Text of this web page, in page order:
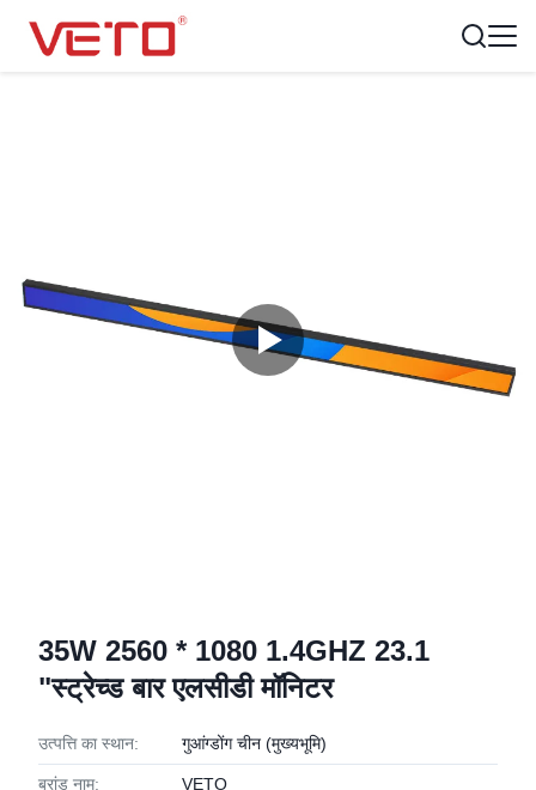
35W 2560 * 1080 1.4GHZ 23.1
"स्ट्रेच्ड बार एलसीडी मॉनिटर
उत्पत्ति का स्थान: गुआंग्डोंग चीन (मुख्यभूमि)
ब्रांड नाम: VETO